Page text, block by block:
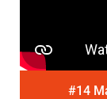
#14